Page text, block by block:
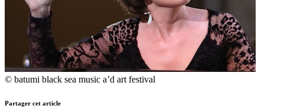
© batumi black sea music a’d art festival
Partager cet article